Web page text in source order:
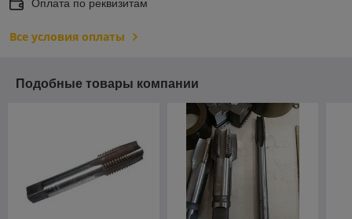
Оплата по реквизитам
Все условия оплаты
Подобные товары компании